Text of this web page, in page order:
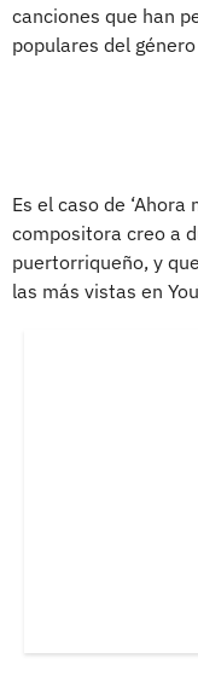
canciones que han
populares del
Es el caso de
compositora creo a
puertorriqueño, y
las más vistas en